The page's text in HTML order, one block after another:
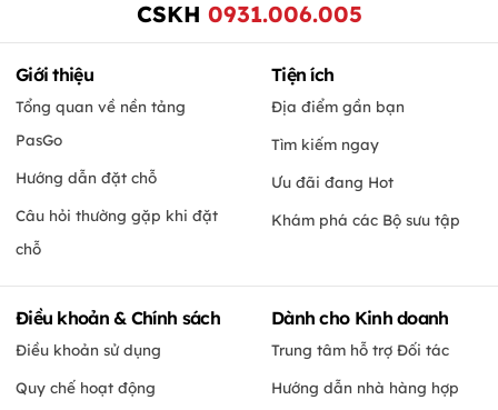
CSKH 0931.006.005
Giới thiệu
Tổng quan về nền tảng
PasGo
Hướng dẫn đặt chỗ
Câu hỏi thường gặp khi đặt
chỗ
Tiện ích
Địa điểm gần bạn
Tìm kiếm ngay
Ưu đãi đang Hot
Khám phá các Bộ sưu tập
Điều khoản & Chính sách
Điều khoản sử dụng
Quy chế hoạt động
Dành cho Kinh doanh
Trung tâm hỗ trợ Đối tác
Hướng dẫn nhà hàng hợp